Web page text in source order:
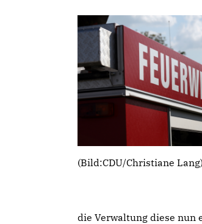
(Bild:CDU/Christiane
die Verwaltung diese nun